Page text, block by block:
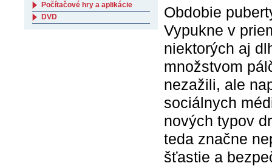
Obdobie
Vypukne v
niektorých aj
množstvom
nezažili, ale
sociálnych
nových typov
teda značne
šťastie a
Počítačové hry a aplikácie
DVD